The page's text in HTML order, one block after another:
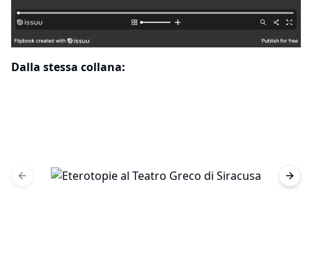
Dalla stessa collana:
Previous slide